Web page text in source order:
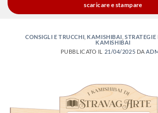
scaricare e stampare
CONSIGLI E TRUCCHI KAMISHIBAI ,STRATEGIE
KAMISHIBAI
PUBBLICATO IL
21/04/2025 DA